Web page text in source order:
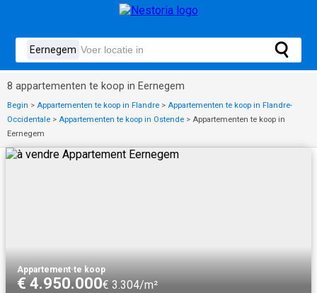
8 appartementen te koop in Eernegem
Begin > Appartementen te koop in Flandre > Appartementen te koop in Flandre-
Occidentale > Appartementen te koop in Ostende > Appartementen te koop in
Eernegem
Appartement·te koop
€ 4.950.000€ 3.304/m²